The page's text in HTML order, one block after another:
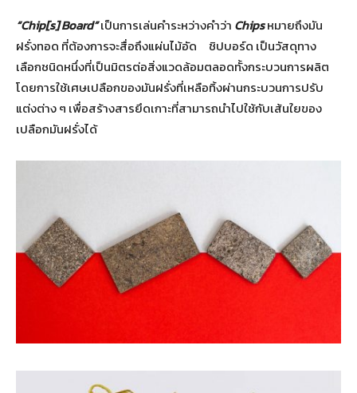
“Chip[s] Board”เป็นการเล่นคำระหว่างคำว่า Chipsหมายถึงมัน
ฝรั่งทอด ที่ต้องการจะสื่อถึงแผ่นไม้อัด ชิปบอร์ด เป็นวัสดุทาง
เลือกชนิดหนึ่งที่เป็นมิตรต่อสิ่งแวดล้อมตลอดทั้งกระบวนการผลิต
โดยการใช้เศษเปลือกของมันฝรั่งที่เหลือทิ้งผ่านกระบวนการปรับ
แต่งต่าง ๆ เพื่อสร้างสารยึดเกาะที่สามารถนำไปใช้กับเส้นใยของ
เปลือกมันฝรั่งได้